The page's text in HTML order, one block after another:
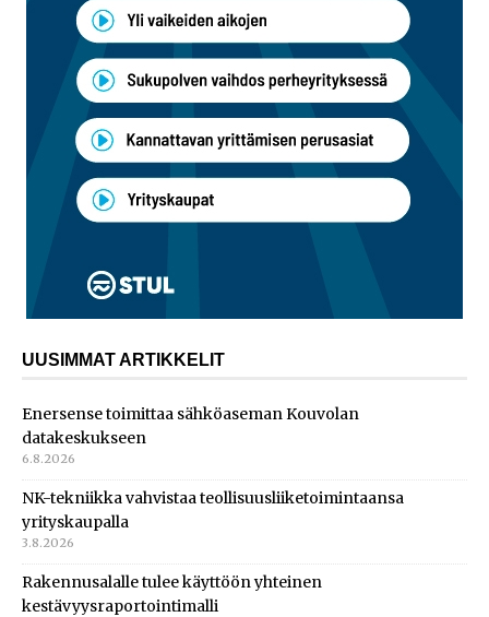
UUSIMMAT ARTIKKELIT
Enersense toimittaa sähköaseman Kouvolan
datakeskukseen
6.8.2026
NK-tekniikka vahvistaa teollisuusliiketoimintaansa
yrityskaupalla
3.8.2026
Rakennusalalle tulee käyttöön yhteinen
kestävyysraportointimalli